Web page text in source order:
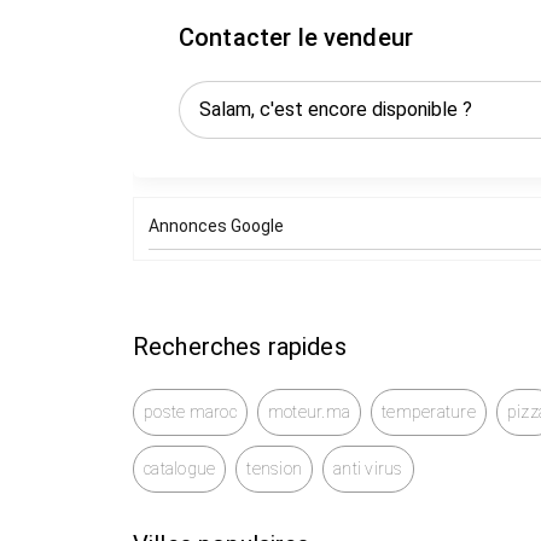
Contacter le vendeur
Annonces Google
Recherches rapides
poste maroc moteur.ma temperature
catalogue tension anti virus